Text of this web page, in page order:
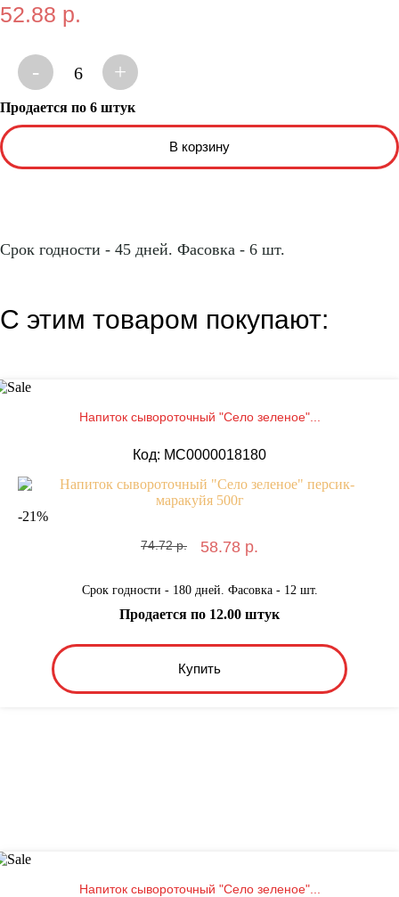
52.88 р.
- 6 +
Продается по 6 штук
Срок годности - 45 дней. Фасовка - 6 шт.
С этим товаром покупают:
Напиток сывороточный "Село зеленое"...
Код: MС0000018180
-21%
74.72 р. 58.78 р.
Срок годности - 180 дней. Фасовка - 12 шт.
Купить
Продается по 12.00 штук
Напиток сывороточный "Село зеленое"...